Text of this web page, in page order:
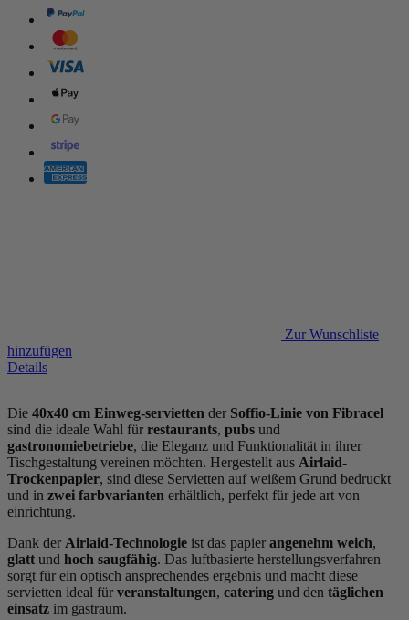
Zur Wunschliste
hinzufügen
Details
Die 40x40 cm Einweg-servietten der Soffio-Linie von Fibracel
sind die ideale Wahl für restaurants, pubs und
gastronomiebetriebe, die Eleganz und Funktionalität in ihrer
Tischgestaltung vereinen möchten. Hergestellt aus Airlaid-
Trockenpapier, sind diese Servietten auf weißem Grund bedruckt
und in zwei farbvarianten erhältlich, perfekt für jede art von
einrichtung.
Dank der Airlaid-Technologie ist das papier angenehm weich,
glatt und hoch saugfähig. Das luftbasierte herstellungsverfahren
sorgt für ein optisch ansprechendes ergebnis und macht diese
servietten ideal für veranstaltungen, catering und den täglichen
einsatz im gastraum.